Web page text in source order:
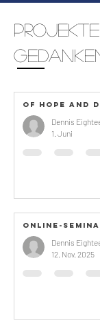
OF HOPE AND
Dennis
1. Juni
Online-
Dennis
12. Nov. 2025